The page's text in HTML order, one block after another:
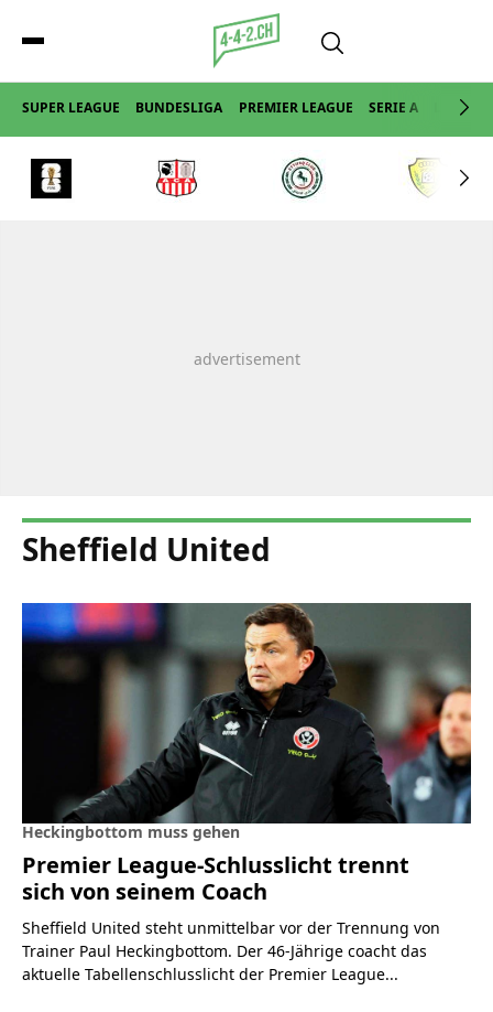
SUPER LEAGUE BUNDESLIGA PREMIER LEAGUE SERIE A LA LIGA
Sheffield United
Heckingbottom muss gehen
Premier League-Schlusslicht trennt
sich von seinem Coach
Sheffield United steht unmittelbar vor der Trennung von
Trainer Paul Heckingbottom. Der 46-Jährige coacht das
aktuelle Tabellenschlusslicht der Premier League...